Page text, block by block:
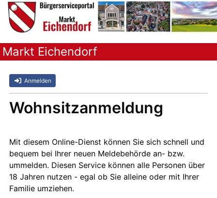
Markt Eichendorf